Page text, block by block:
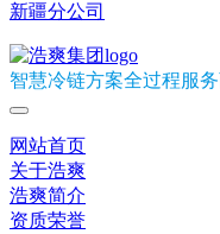
新疆分公司
智慧冷链方案全过程服
网站首页
关于浩爽
浩爽简介
资质荣誉